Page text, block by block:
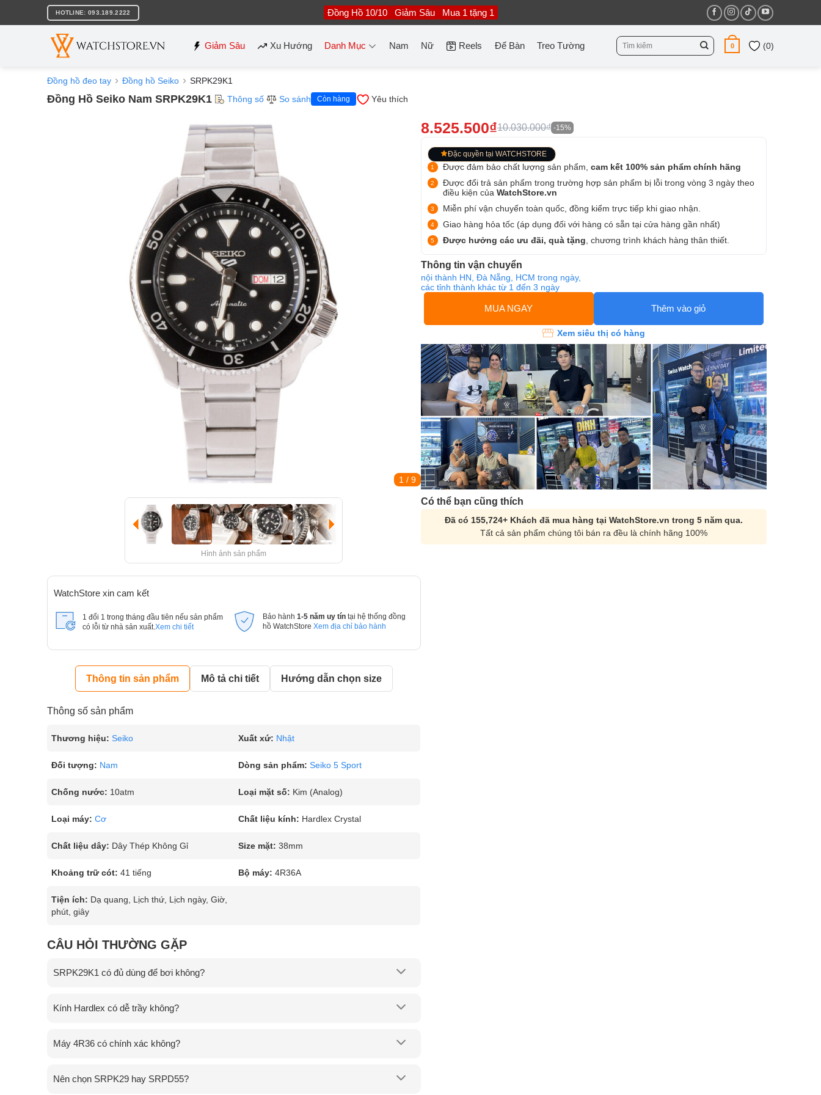
nội
HOTLINE: 093.189.2222 Đồng Hồ 10/10 Giảm Sâu Mua 1 tặng 1
Giảm Sâu Xu Hướng Danh Mục Nam Nữ Reels Để Bàn Treo Tường
Tìm
kiếm:
0 (0)
Đồng hồ đeo tay Đồng hồ Seiko SRPK29K1
Đồng Hồ Seiko Nam SRPK29K1 Thông số So sánh Còn hàng Yêu thích
1 / 9
Hình ảnh sản phẩm
WatchStore xin cam kết
1 đổi 1 trong tháng đầu tiên nếu sản phẩm
có lỗi từ nhà sản xuất. Xem chi tiết
Bảo hành 1-5 năm uy tín tại hệ thống đồng
hồ WatchStore Xem địa chỉ bảo hành
Thông tin sản phẩm Mô tả chi tiết Hướng dẫn chọn size
Thông số sản phẩm
Thương hiệu: Seiko Xuất xứ: Nhật
Đối tượng: Nam Dòng sản phẩm: Seiko 5 Sport
Chống nước: 10atm Loại mặt số: Kim (Analog)
Loại máy: Cơ Chất liệu kính: Hardlex Crystal
Chất liệu dây: Dây Thép Không Gỉ Size mặt: 38mm
Khoảng trữ cót: 41 tiếng Bộ máy: 4R36A
Tiện ích: Dạ quang, Lịch thứ, Lịch ngày, Giờ,
phút, giây
CÂU HỎI THƯỜNG GẶP
SRPK29K1 có đủ dùng để bơi không?
Kính Hardlex có dễ trầy không?
Máy 4R36 có chính xác không?
Nên chọn SRPK29 hay SRPD55?
8.525.500₫10.030.000₫ -15%
Đặc quyền tại WATCHSTORE
Được đảm bảo chất lượng sản phẩm, cam kết 100% sản phẩm chính hãng
Được đổi trả sản phẩm trong trường hợp sản phẩm bị lỗi trong vòng 3 ngày theo
điều kiện của WatchStore.vn
Miễn phí vận chuyển toàn quốc, đồng kiểm trực tiếp khi giao nhận.
Giao hàng hỏa tốc (áp dụng đối với hàng có sẵn tại cửa hàng gần nhất)
Được hưởng các ưu đãi, quà tặng , chương trình khách hàng thân thiết.
Thông tin vận chuyển
nội thành HN, Đà Nẵng, HCM trong ngày,
các tỉnh thành khác từ 1 đến 3 ngày
MUA NGAY Thêm vào giỏ
Xem siêu thị có hàng
Có thể bạn cũng thích
Đã có 155,724+ Khách đã mua hàng tại WatchStore.vn trong 5 năm qua.
Tất cả sản phẩm chúng tôi bán ra đều là chính hãng 100%